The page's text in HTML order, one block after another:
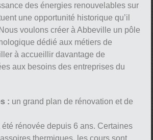
des énergies renouvelables sur
une opportunité historique qu’il
voulons créer à Abbeville un pôle
dédié aux métiers de
à accueillir davantage de
aux besoins des entreprises du
: un grand plan de rénovation et de
été rénovée depuis 6 ans. Certaines
thermiques, les cours sont